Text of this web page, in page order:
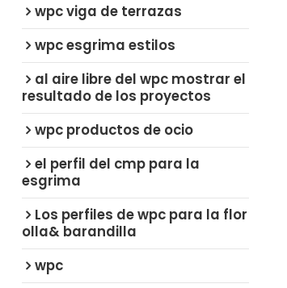
wpc viga de terrazas
wpc esgrima estilos
al aire libre del wpc mostrar el
resultado de los proyectos
wpc productos de ocio
el perfil del cmp para la
esgrima
Los perfiles de wpc para la flor
olla& barandilla
wpc